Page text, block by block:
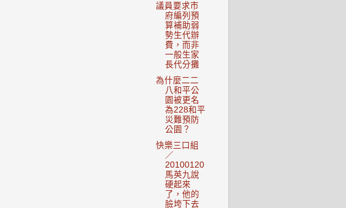
議員要求市
府編列預
算補助弱
勢生代辦
費，而非
一般生家
長代分攤
為什麼二二
八和平公
園被更名
為228和平
災難預防
公園？
快樂三口組
／
20100120
馬英九說
硬起來
了，他的
臉垮下去